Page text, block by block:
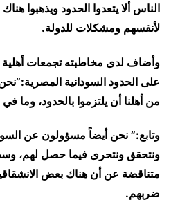
الناس ألا يتعدوا الحدود ويذهبوا
لأنفسهم ومشكلات للدولة.
وأضاف لدى مخاطبته تجمعات أهلية
على الحدود السودانية
من أهلنا أن يلتزموا بالحدود، وما
وتابع:” نحن أيضاً مسؤولون عن
ونتحقق ونتحرى فيما حصل لهم،
متناقضة عن أن هناك بعض
ضربهم.